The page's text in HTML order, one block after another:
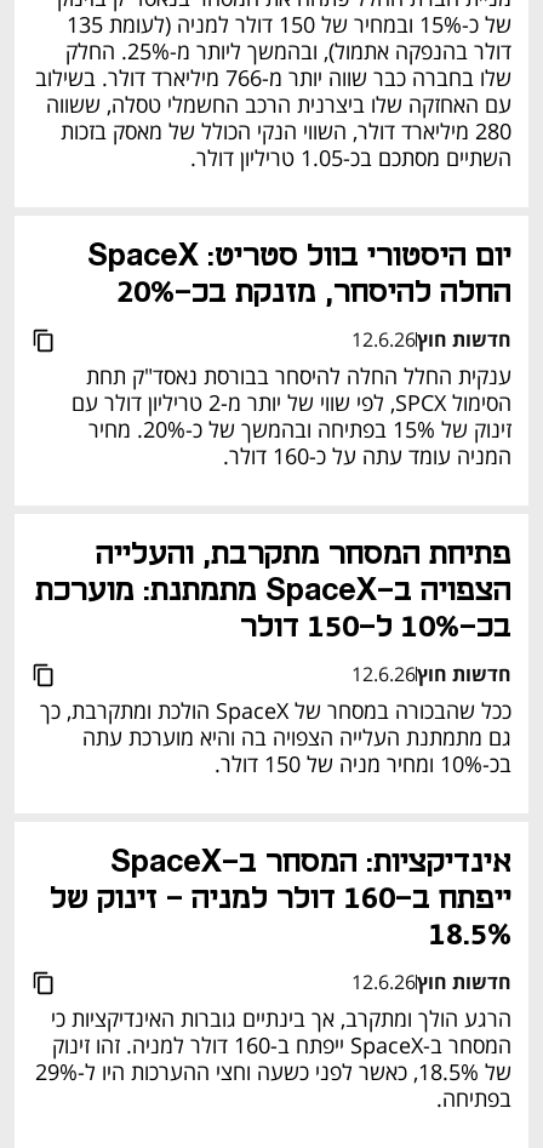
שלו בחברה כבר שווה יותר מ-766 מיליארד דולר. בשילוב
280 מיליארד דולר, השווי הנקי הכולל של מאסק בזכות
השתיים מסתכם בכ-1.05 טריליון דולר.
החלה להיסחר, מזנקת בכ-20%
חדשות חוץ12.6.26
ענקית החלל החלה להיסחר בבורסת נאסד"ק תחת
זינוק של 15% בפתיחה ובהמשך של כ-20%. מחיר
המניה עומד עתה על כ-160 דולר.
פתיחת המסחר מתקרבת, והעלייה
הצפויה ב-SpaceX מתמתנת: מוערכת
בכ-10% ל-150 דולר
חדשות חוץ12.6.26
ככל שהבכורה במסחר של SpaceX הולכת ומתקרבת, כך
בכ-10% ומחיר מניה של 150 דולר.
18.5%
חדשות חוץ12.6.26
של 18.5%, כאשר לפני כשעה וחצי ההערכות היו ל-29%
בפתיחה.